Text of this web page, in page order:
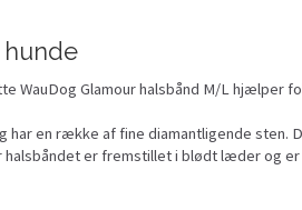
WauDog Glamour halsbånd M/L hjælper
en række af fine diamantligende sten.
halsbåndet er fremstillet i blødt læder